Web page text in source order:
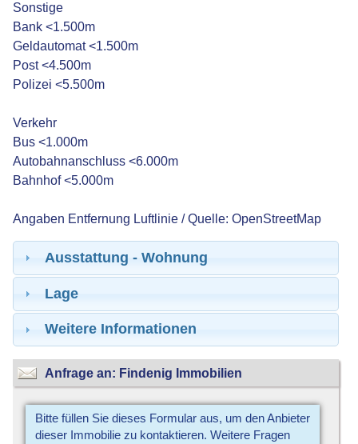
Sonstige
Bank <1.500m
Geldautomat <1.500m
Post <4.500m
Polizei <5.500m
Verkehr
Bus <1.000m
Autobahnanschluss <6.000m
Bahnhof <5.000m
Angaben Entfernung Luftlinie / Quelle: OpenStreetMap
Ausstattung - Wohnung
Lage
Weitere Informationen
Anfrage an: Findenig Immobilien
Bitte füllen Sie dieses Formular aus, um den Anbieter
dieser Immobilie zu kontaktieren. Weitere Fragen